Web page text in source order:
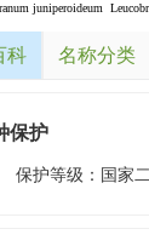
juniperoideum
科 名称分类
保护
保护等级 ： 国家